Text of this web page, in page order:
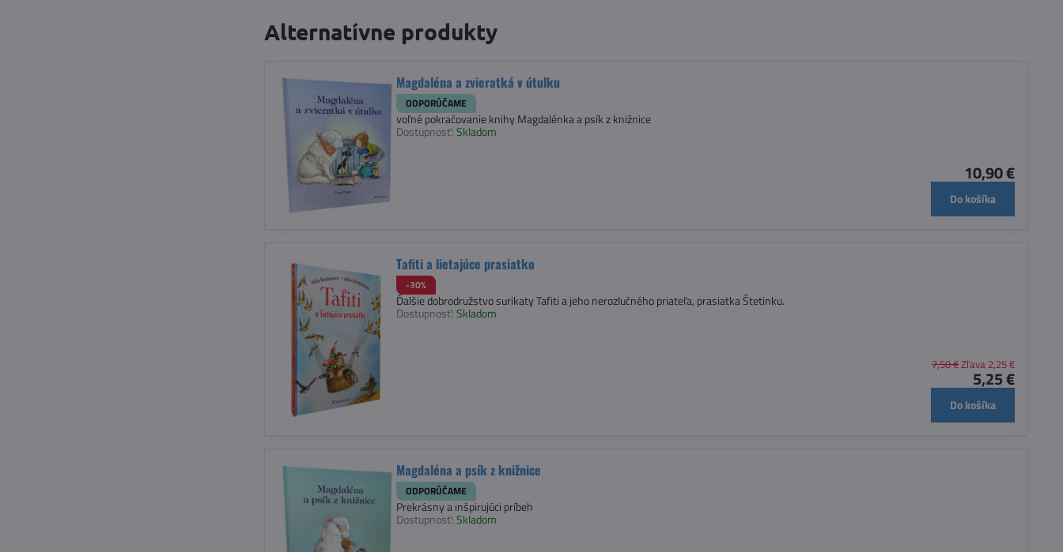
Alternatívne produkty
Magdaléna a zvieratká v útulku
ODPORÚČAME
voľné pokračovanie knihy Magdalénka a psík z knižnice
Dostupnosť:Skladom
10,90 €
Do košíka
Tafiti a lietajúce prasiatko
-30%
Ďalšie dobrodružstvo surikaty Tafiti a jeho nerozlučného priateľa, prasiatka Štetinku.
Dostupnosť:Skladom
5,25 €
7,50 €Zľava 2,25 €
Do košíka
Magdaléna a psík z knižnice
ODPORÚČAME
Prekrásny a inšpirujúci príbeh
Dostupnosť:Skladom